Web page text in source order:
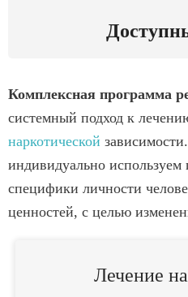
Комплексная программа
системный подход к
наркотической
индивидуально используем
специфики личности
ценностей, с целью
Лечение